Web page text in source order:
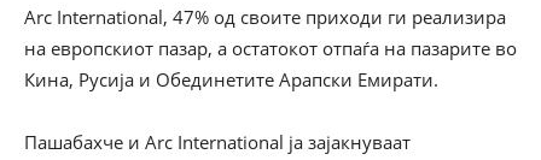
Arc International, 47% од своите приходи ги реализира
на европскиот пазар, а остатокот отпаѓа на пазарите во
Кина, Русија и Обединетите Арапски Емирати.
Пашабахче и Arc International ја зајакнуваат